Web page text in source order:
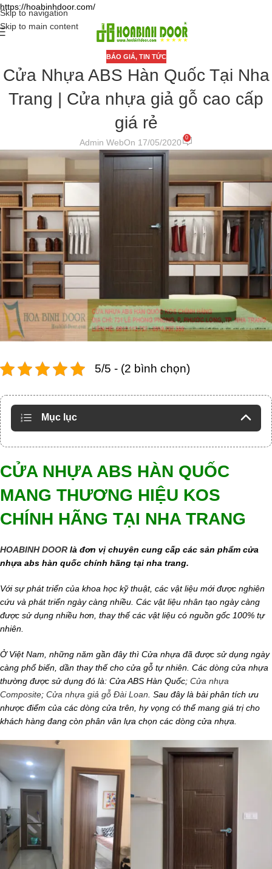
https://hoabinhdoor.com/
Skip to navigation
Skip to main content
BÁO GIÁ, TIN TỨC
Cửa Nhựa ABS Hàn Quốc Tại Nha
Trang | Cửa nhựa giả gỗ cao cấp
giá rẻ
Admin WebOn 17/05/2020 0
5/5 - (2 bình chọn)
Mục lục
CỬA NHỰA ABS HÀN QUỐC
MANG THƯƠNG HIỆU KOS
CHÍNH HÃNG TẠI NHA TRANG
HOABINH DOOR là đơn vị chuyên cung cấp các sản phẩm cửa
nhựa abs hàn quốc chính hãng tại nha trang.
Với sự phát triển của khoa học kỹ thuật, các vật liệu mới được nghiên
cứu và phát triển ngày càng nhiều. Các vật liệu nhân tạo ngày càng
được sử dụng nhiều hơn, thay thế các vật liệu có nguồn gốc 100% tự
nhiên.
Ở Việt Nam, những năm gần đây thì Cửa nhựa đã được sử dụng ngày
càng phổ biến, dần thay thế cho cửa gỗ tự nhiên. Các dòng cửa nhựa
thường được sử dụng đó là: Cửa ABS Hàn Quốc; Cửa nhựa
Composite; Cửa nhựa giả gỗ Đài Loan . Sau đây là bài phân tích ưu
nhược điểm của các dòng cửa trên, hy vọng có thể mang giá trị cho
khách hàng đang còn phân vân lựa chọn các dòng cửa nhựa.